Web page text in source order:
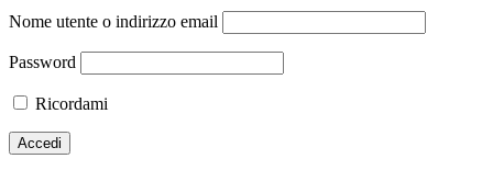
Nome utente o indirizzo email
Password
Ricordami